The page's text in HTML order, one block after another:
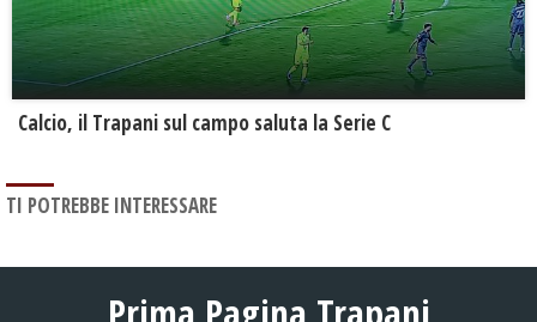
Calcio, il Trapani sul campo saluta la Serie C
TI POTREBBE INTERESSARE